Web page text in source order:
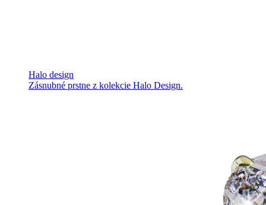
Halo design
Zásnubné prstne z kolekcie Halo Design.